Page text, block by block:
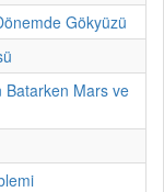
Gökyüzü
Batarken Mars ve